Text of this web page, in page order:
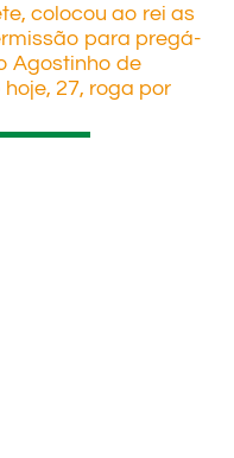
colocou ao rei as
para pregá-
Agostinho de
27, roga por